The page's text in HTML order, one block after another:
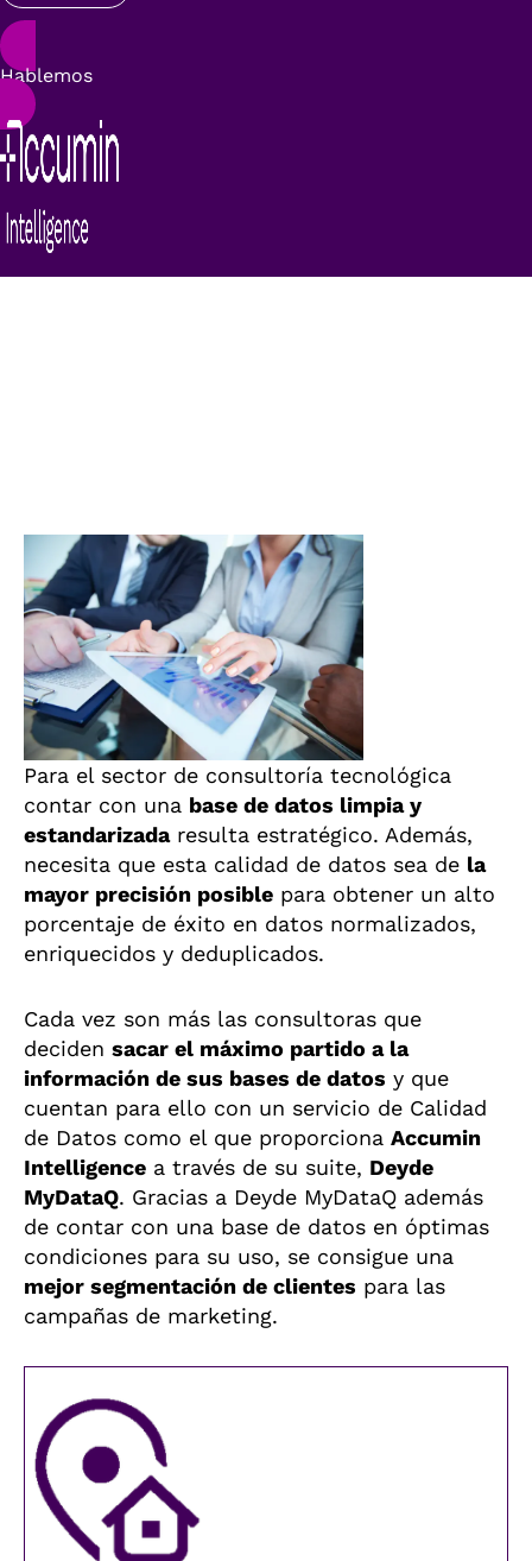
Hablemos
Para el sector de consultoría tecnológica
contar con una base de datos limpia y
estandarizadaresulta estratégico. Además,
necesita que esta calidad de datos sea de la
mayor precisión posible para obtener un alto
porcentaje de éxito en datos normalizados,
enriquecidos y deduplicados.
Cada vez son más las consultoras que
deciden sacar el máximo partido a la
información de sus bases de datos y que
cuentan para ello con un servicio de Calidad
de Datos como el que proporciona Accumin
Intelligence a través de su suite, Deyde
MyDataQ. Gracias a Deyde MyDataQ además
de contar con una base de datos en óptimas
condiciones para su uso, se consigue una
mejor segmentación de clientes para las
campañas de marketing.